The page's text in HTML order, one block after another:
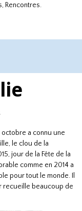
Rencontres.
a connu une
le clou de la
jour de la Fête de la
comme en 2014 a
pour tout le monde. Il
recueille beaucoup de